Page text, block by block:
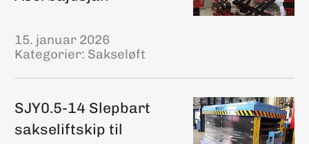
15. januar 2026
Kategorier: Sakseløft
SJY0.5-14 Slepbart
sakseliftskip til